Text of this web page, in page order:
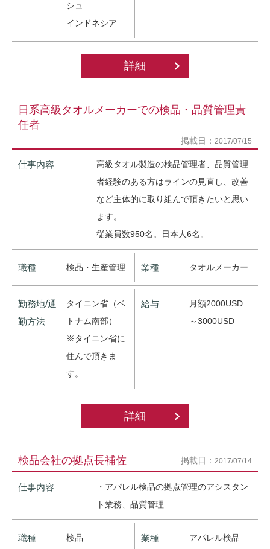
シュ
インドネシア
詳細
日系高級タオルメーカーでの検品・品質管理責
任者
掲載日： 2017/07/15
仕事内容
高級タオル製造の検品管理者、品質管理
者経験のある方はラインの見直し、改善
など主体的に取り組んで頂きたいと思い
ます。
従業員数950名。日本人6名。
職種 検品・生産管理 業種 タオルメーカー
勤務地/通
勤方法
タイニン省（ベ
トナム南部）
※タイニン省に
住んで頂きま
す。
給与
月額2000USD
～3000USD
詳細
検品会社の拠点長補佐 掲載日： 2017/07/14
仕事内容
・アパレル検品の拠点管理のアシスタン
ト業務、品質管理
職種 検品 業種 アパレル検品